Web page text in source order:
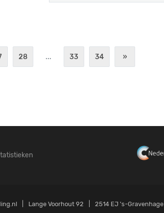
28 ... 33 34 »
Lange Voorhout 92 2514 EJ 's-Gravenhage